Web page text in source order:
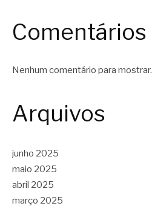
Comentários
Nenhum comentário para mostrar.
Arquivos
junho 2025
maio 2025
abril 2025
março 2025